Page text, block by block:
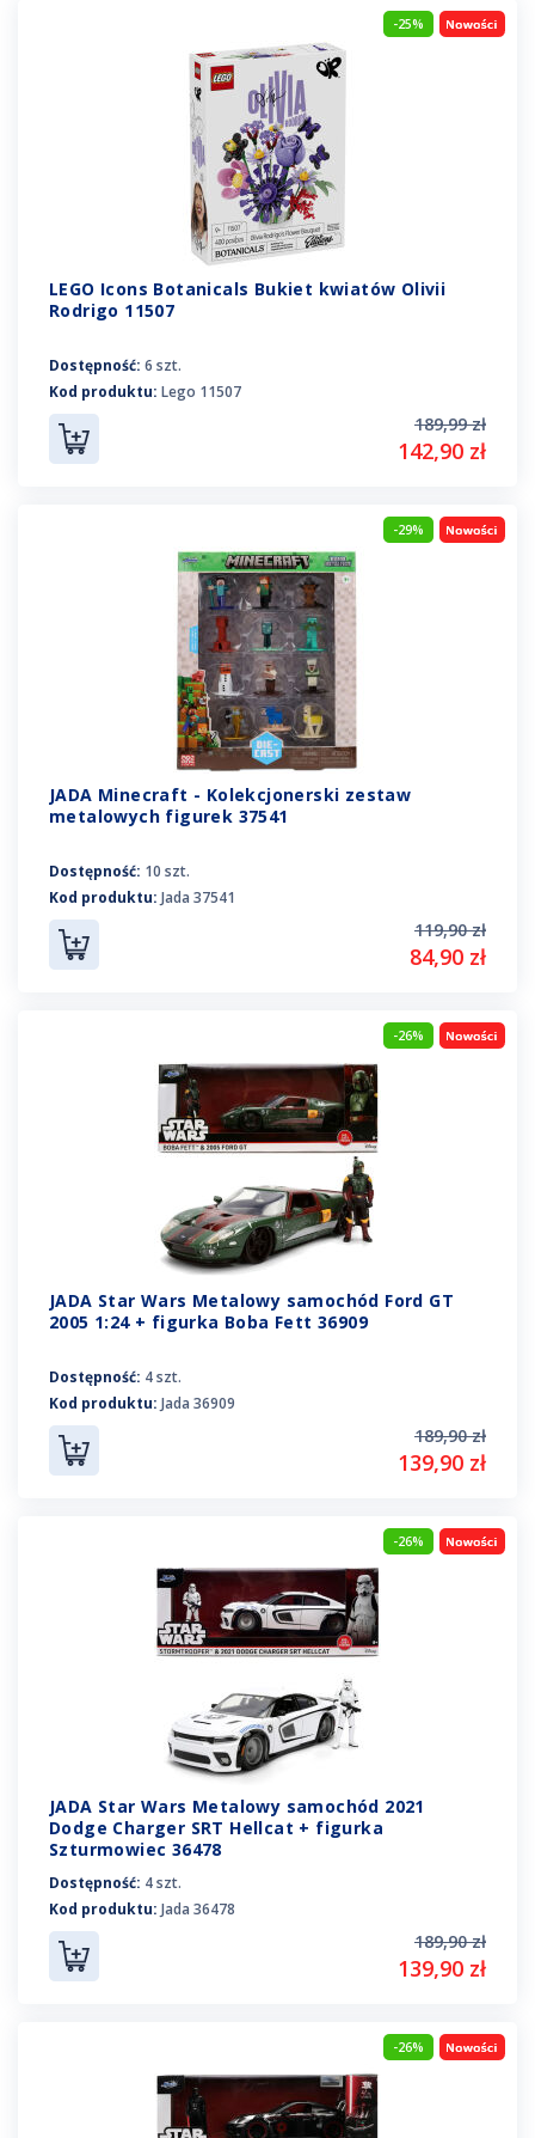
-25%
LEGO Icons Botanicals Bukiet kwiatów Olivii
Rodrigo 11507
Dostępność: 6 szt.
Kod produktu: Lego 11507
189,99 zł
142,90 zł
-29%
JADA Minecraft - Kolekcjonerski zestaw
metalowych figurek 37541
Dostępność: 10 szt.
Kod produktu: Jada 37541
119,90 zł
84,90 zł
-26%
JADA Star Wars Metalowy samochód Ford GT
2005 1:24 + figurka Boba Fett 36909
Dostępność: 4 szt.
Kod produktu: Jada 36909
189,90 zł
139,90 zł
-26%
JADA Star Wars Metalowy samochód 2021
Dodge Charger SRT Hellcat + figurka
Szturmowiec 36478
Dostępność: 4 szt.
Kod produktu: Jada 36478
189,90 zł
139,90 zł
-26%